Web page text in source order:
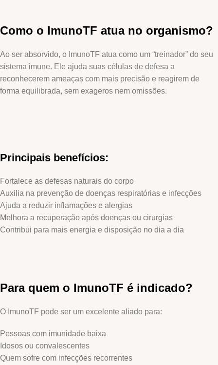
Como o ImunoTF atua no organismo?
Ao ser absorvido, o ImunoTF atua como um “treinador” do seu
sistema imune. Ele ajuda suas células de defesa a
reconhecerem ameaças com mais precisão e reagirem de
forma equilibrada, sem exageros nem omissões.
Principais benefícios:
Fortalece as defesas naturais do corpo
Auxilia na prevenção de doenças respiratórias e infecções
Ajuda a reduzir inflamações e alergias
Melhora a recuperação após doenças ou cirurgias
Contribui para mais energia e disposição no dia a dia
Para quem o ImunoTF é indicado?
O ImunoTF pode ser um excelente aliado para:
Pessoas com imunidade baixa
Idosos ou convalescentes
Quem sofre com infecções recorrentes